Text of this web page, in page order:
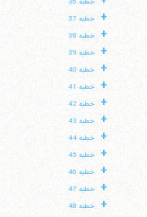
+ خطبه 37
+ خطبه 38
+ خطبه 39
+ خطبه 40
+ خطبه 41
+ خطبه 42
+ خطبه 43
+ خطبه 44
+ خطبه 45
+ خطبه 46
+ خطبه 47
+ خطبه 48